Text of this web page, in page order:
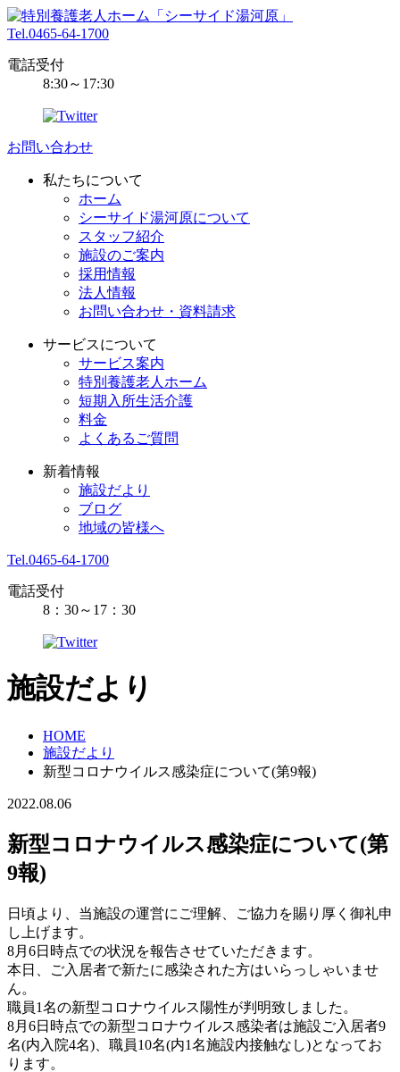
Tel.0465-64-1700
電話受付
8:30～17:30
お問い合わせ
私たちについて
ホーム
シーサイド湯河原について
スタッフ紹介
施設のご案内
採用情報
法人情報
お問い合わせ・資料請求
サービスについて
サービス案内
特別養護老人ホーム
短期入所生活介護
料金
よくあるご質問
新着情報
施設だより
ブログ
地域の皆様へ
Tel.0465-64-1700
電話受付
8：30～17：30
施設だより
HOME
施設だより
新型コロナウイルス感染症について(第9報)
2022.08.06
新型コロナウイルス感染症について(第
9報)
日頃より、当施設の運営にご理解、ご協力を賜り厚く御礼申
し上げます。
8月6日時点での状況を報告させていただきます。
本日、ご入居者で新たに感染された方はいらっしゃいませ
ん。
職員1名の新型コロナウイルス陽性が判明致しました。
8月6日時点での新型コロナウイルス感染者は施設ご入居者9
名(内入院4名)、職員10名(内1名施設内接触なし)となってお
ります。